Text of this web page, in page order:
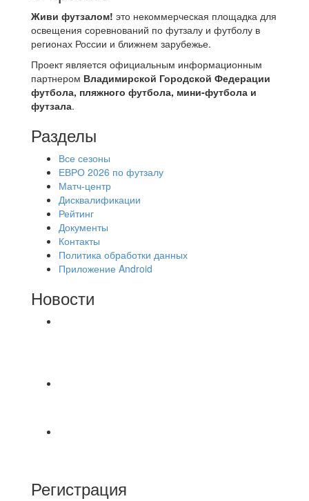
Живи футзалом! это некоммерческая площадка для
освещения соревнований по футзалу и футболу в
регионах России и ближнем зарубежье.
Проект является официальным информационным
партнером Владимирской Городской Федерации
футбола, пляжного футбола, мини-футбола и
футзала.
Разделы
Все сезоны
ЕВРО 2026 по футзалу
Матч-центр
Дисквалификации
Рейтинг
Документы
Контакты
Политика обработки данных
Приложение Android
Новости
Регистрация